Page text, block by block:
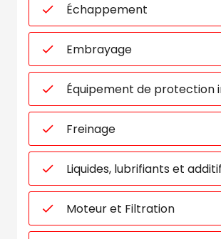
Échappement
Embrayage
Équipement de protection
Freinage
Liquides, lubrifiants et
Moteur et Filtration